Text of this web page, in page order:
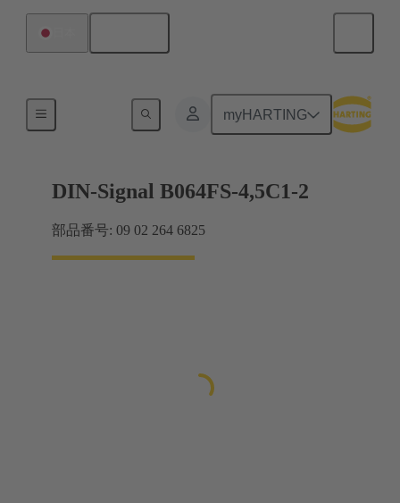
myHARTING
マザーボード ツー ドーターカード接続
DIN-Signal B064FS-4,5C1-2
部品番号: 09 02 264 6825